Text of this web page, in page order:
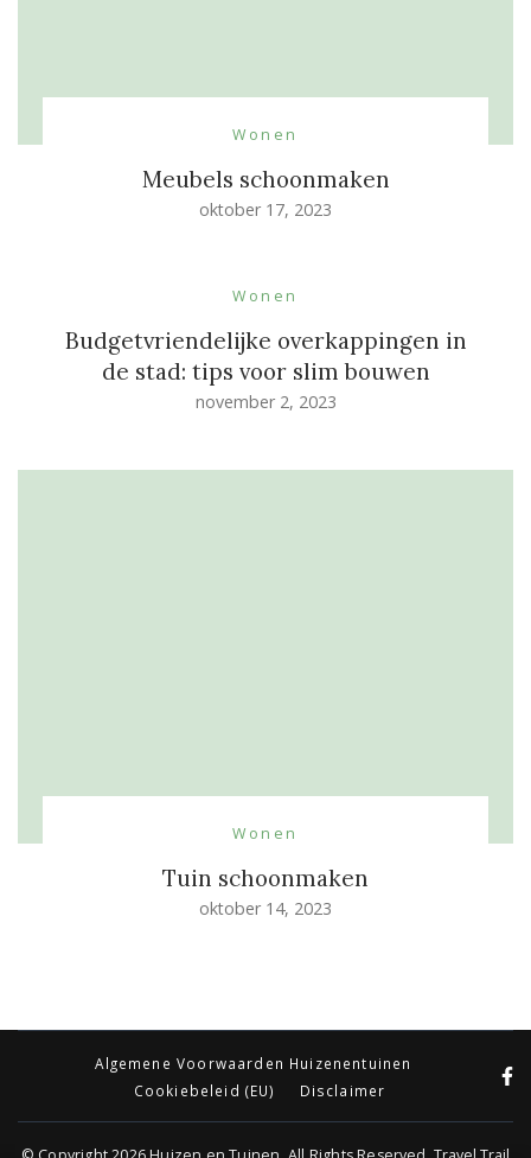
Wonen
Meubels schoonmaken
oktober 17, 2023
Wonen
Budgetvriendelijke overkappingen in
de stad: tips voor slim bouwen
november 2, 2023
Wonen
Tuin schoonmaken
oktober 14, 2023
Algemene Voorwaarden Huizenentuinen
Cookiebeleid (EU)
Disclaimer